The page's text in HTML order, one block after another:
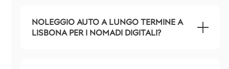
NOLEGGIO AUTO A LUNGO TERMINE A
LISBONA PER I NOMADI DIGITALI?